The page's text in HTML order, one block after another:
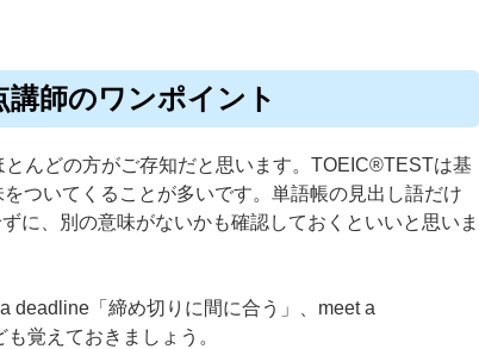
師のワンポイント
んどの方がご存知だと思います。TOEIC®TESTは基
ついてくることが多いです。単語帳の見出し語だけ
に、別の意味がないかも確認しておくといいと思いま
deadline「締め切りに間に合う」、meet a
覚えておきましょう。